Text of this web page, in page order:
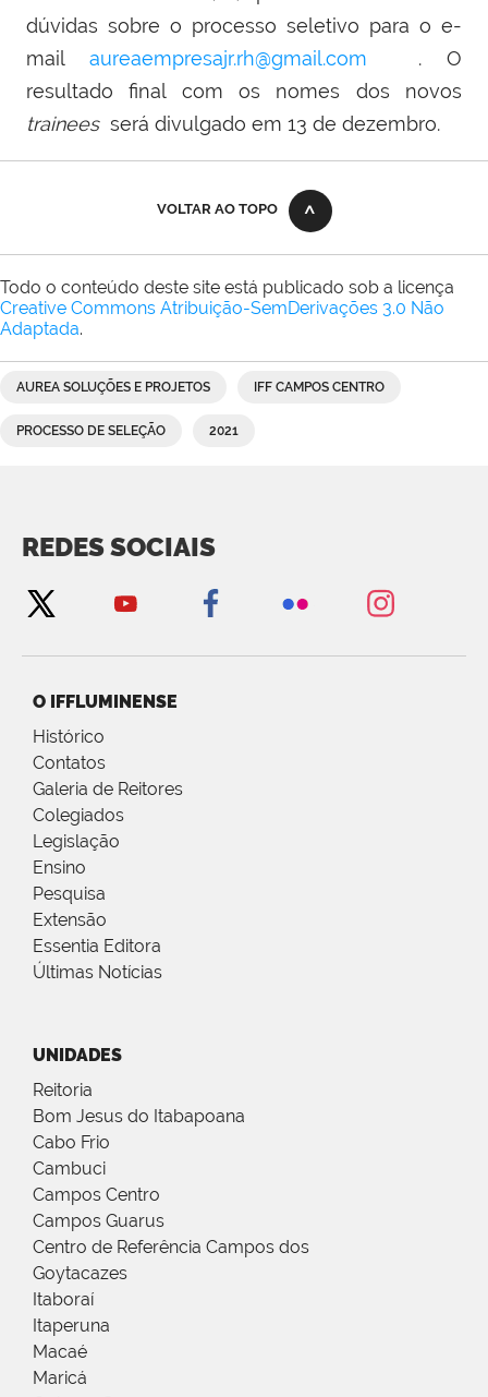
dúvidas sobre o processo seletivo para o e-
mailaureaempresajr.rh@gmail.com . O
resultado final com os nomes dos novos
trainees será divulgado em 13 de dezembro.
VOLTAR AO TOPO
Todo o conteúdo deste site está publicado sob a licença
Creative Commons Atribuição-SemDerivações 3.0 Não
Adaptada.
AUREA SOLUÇÕES E PROJETOS IFF CAMPOS CENTRO
PROCESSO DE SELEÇÃO 2021
REDES SOCIAIS
O IFFLUMINENSE
Histórico
Contatos
Galeria de Reitores
Colegiados
Legislação
Ensino
Pesquisa
Extensão
Essentia Editora
Últimas Notícias
UNIDADES
Reitoria
Bom Jesus do Itabapoana
Cabo Frio
Cambuci
Campos Centro
Campos Guarus
Centro de Referência Campos dos
Goytacazes
Itaboraí
Itaperuna
Macaé
Maricá